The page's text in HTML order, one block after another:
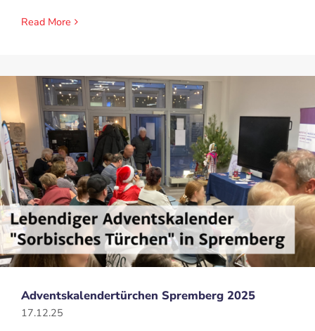
Read More
Adventskalendertürchen Spremberg 2025
17.12.25